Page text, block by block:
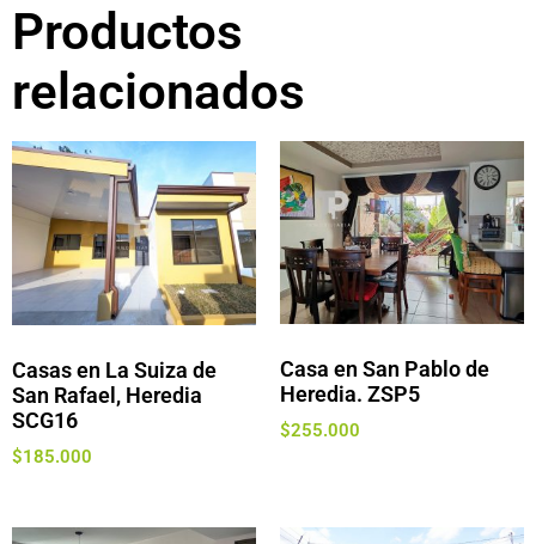
Productos
relacionados
Casas en La Suiza de
San Rafael, Heredia
SCG16
$185.000
Casa en San Pablo de
Heredia. ZSP5
$255.000